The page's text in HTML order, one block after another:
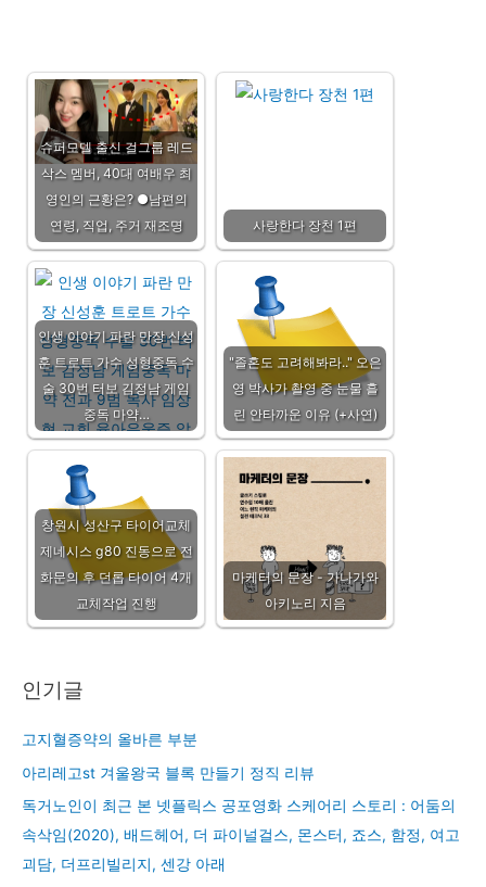
슈퍼모델 출신 걸그룹 레드
삭스 멤버, 40대 여배우 최
영인의 근황은? ●남편의
연령, 직업, 주거 재조명
사랑한다 장천 1편
인생 이야기 파란 만장 신성
훈 트로트 가수 성형중독 수
술 30번 터보 김정남 게임
중독 마약…
"졸혼도 고려해봐라.." 오은
영 박사가 촬영 중 눈물 흘
린 안타까운 이유 (+사연)
창원시 성산구 타이어교체
제네시스 g80 진동으로 전
화문의 후 던롭 타이어 4개
교체작업 진행
마케터의 문장 - 가나가와
아키노리 지음
인기글
고지혈증약의 올바른 부분
아리레고st 겨울왕국 블록 만들기 정직 리뷰
독거노인이 최근 본 넷플릭스 공포영화 스케어리 스토리 : 어둠의
속삭임(2020), 배드헤어, 더 파이널걸스, 몬스터, 죠스, 함정, 여고
괴담, 더프리빌리지, 센강 아래